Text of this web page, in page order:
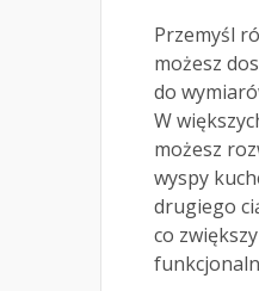
Przemyśl
możesz
do
W
możesz
wyspy
drugiego
co